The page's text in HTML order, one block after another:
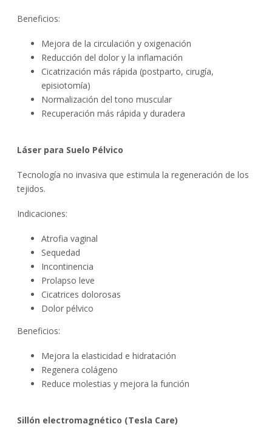
Beneficios:
Mejora de la circulación y oxigenación
Reducción del dolor y la inflamación
Cicatrización más rápida (postparto, cirugía,
episiotomía)
Normalización del tono muscular
Recuperación más rápida y duradera
Láser para Suelo Pélvico
Tecnología no invasiva que estimula la regeneración de los
tejidos.
Indicaciones:
Atrofia vaginal
Sequedad
Incontinencia
Prolapso leve
Cicatrices dolorosas
Dolor pélvico
Beneficios:
Mejora la elasticidad e hidratación
Regenera colágeno
Reduce molestias y mejora la función
Sillón electromagnético (Tesla Care)